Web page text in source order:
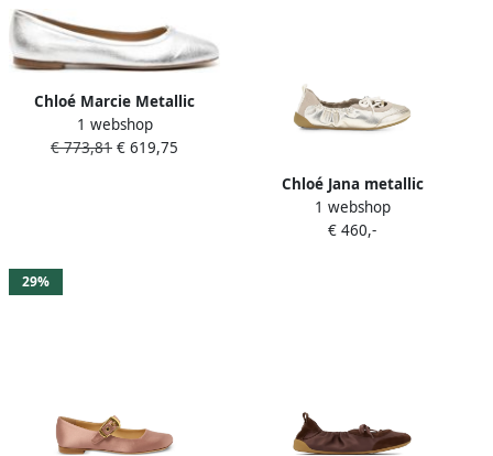
Chloé Marcie Metallic
Leather Ballerina Flats in
zilver
1 webshop
€ 773,81 € 619,75
Chloé Jana metallic
ballerina's met veters Goud
1 webshop
€ 460,-
29%